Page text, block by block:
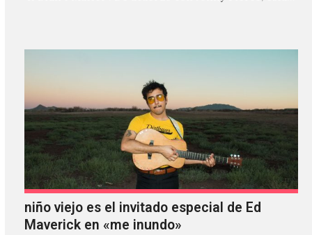
niño viejo es el invitado especial de Ed
Maverick en «me inundo»